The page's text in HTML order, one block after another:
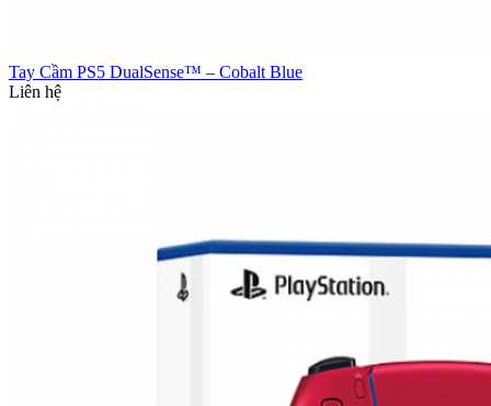
Tay Cầm PS5 DualSense™ – Cobalt Blue
Liên hệ